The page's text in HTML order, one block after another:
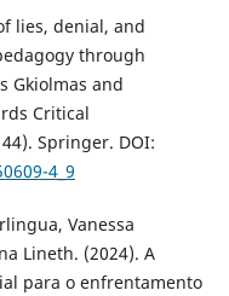
lies, denial, and
through
Gkiolmas and
Critical
Springer. DOI:
4_9
Vanessa
Lineth. (2024). A
para o enfrentamento